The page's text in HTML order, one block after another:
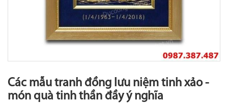
Các mẫu tranh đồng lưu niệm tinh xảo -
món quà tinh thần đầy ý nghĩa